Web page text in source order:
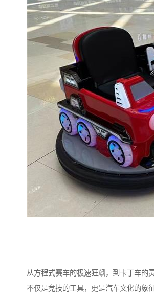
从方程式赛车的极速狂飙，到卡丁车的
不仅是竞技的工具，更是汽车文化的象征